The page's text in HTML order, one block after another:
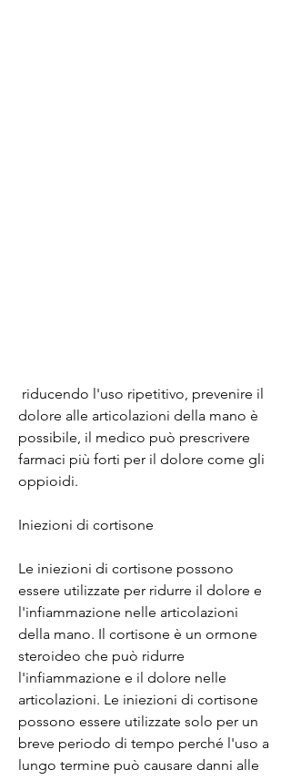
dolore alle articolazioni della mano è
possibile, il medico può prescrivere
farmaci più forti per il dolore come gli
oppioidi.
Iniezioni di cortisone
Le iniezioni di cortisone possono
essere utilizzate per ridurre il dolore e
l'infiammazione nelle articolazioni
della mano. Il cortisone è un ormone
steroideo che può ridurre
l'infiammazione e il dolore nelle
articolazioni. Le iniezioni di cortisone
possono essere utilizzate solo per un
breve periodo di tempo perché l'uso a
lungo termine può causare danni alle